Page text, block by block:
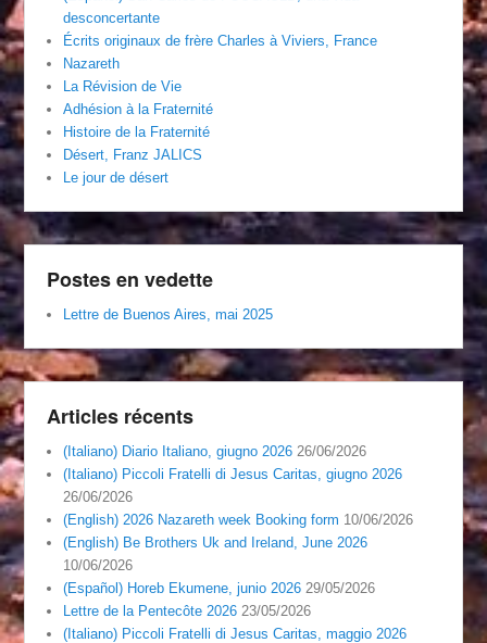
desconcertante
Écrits originaux de frère Charles à Viviers, France
Nazareth
La Révision de Vie
Adhésion à la Fraternité
Histoire de la Fraternité
Désert, Franz JALICS
Le jour de désert
Postes en vedette
Lettre de Buenos Aires, mai 2025
Articles récents
(Italiano) Diario Italiano, giugno 2026 26/06/2026
(Italiano) Piccoli Fratelli di Jesus Caritas, giugno 2026
26/06/2026
(English) 2026 Nazareth week Booking form 10/06/2026
(English) Be Brothers Uk and Ireland, June 2026
10/06/2026
(Español) Horeb Ekumene, junio 2026 29/05/2026
Lettre de la Pentecôte 2026 23/05/2026
(Italiano) Piccoli Fratelli di Jesus Caritas, maggio 2026